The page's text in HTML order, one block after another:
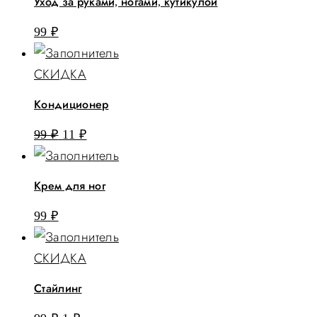
99₽
СКИДКА
Кондиционер
99₽ Первоначальная
цена
11 ₽Текущая
цена:
Крем для ног
99₽
СКИДКА
Стайлинг